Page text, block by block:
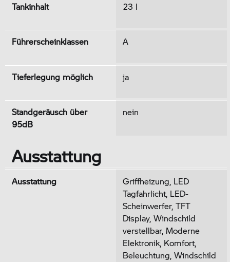
Tankinhalt 23 l
Führerscheinklassen A
Tieferlegung möglich ja
Standgeräusch über
95dB
nein
Ausstattung
Ausstattung
Griffheizung, LED
Tagfahrlicht, LED-
Scheinwerfer, TFT
Display, Windschild
verstellbar, Moderne
Elektronik, Komfort,
Beleuchtung, Windschild